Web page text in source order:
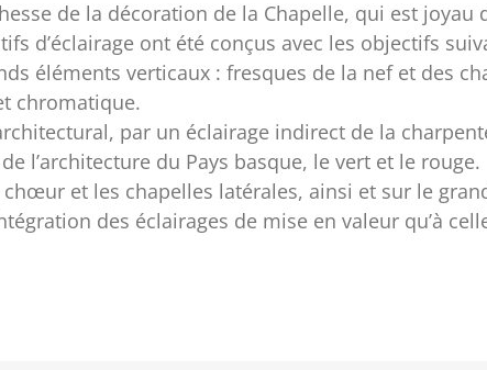
de la décoration de la Chapelle, qui est
d’éclairage ont été conçus avec les objectifs
éléments verticaux : fresques de la nef et des
chromatique.
par un éclairage indirect de la
l’architecture du Pays basque, le vert et le rouge.
et les chapelles latérales, ainsi et sur le
des éclairages de mise en valeur qu’à